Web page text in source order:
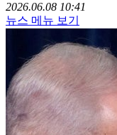
2026.06.08 10:41
뉴스 메뉴 보기